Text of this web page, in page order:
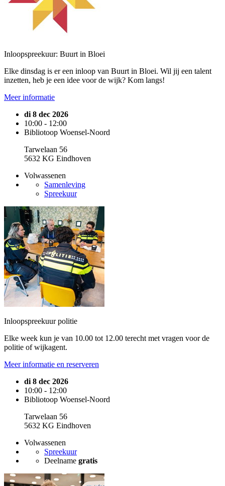
Inloopspreekuur: Buurt in Bloei
Elke dinsdag is er een inloop van Buurt in Bloei. Wil jij een talent
inzetten, heb je een idee voor de wijk? Kom langs!
Meer informatie
di 8 dec 2026
10:00 - 12:00
Bibliotoop Woensel-Noord
Tarwelaan 56
5632 KG Eindhoven
Volwassenen
Samenleving
Spreekuur
Inloopspreekuur politie
Elke week kun je van 10.00 tot 12.00 terecht met vragen voor de
politie of wijkagent.
Meer informatie en reserveren
di 8 dec 2026
10:00 - 12:00
Bibliotoop Woensel-Noord
Tarwelaan 56
5632 KG Eindhoven
Volwassenen
Spreekuur
Deelname gratis